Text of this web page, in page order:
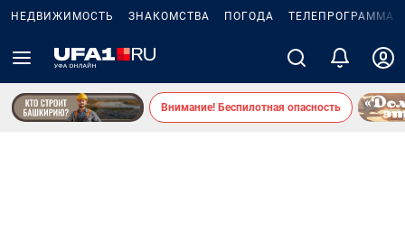
НЕДВИЖИМОСТЬ ЗНАКОМСТВА ПОГОДА ТЕЛЕПРОГРАММА
Внимание! Беспилотная опасность